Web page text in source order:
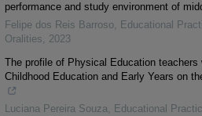
performance and study environment of
Felipe dos Reis Barroso, Educational
Oralities, 2023
The profile of Physical Education teachers
Childhood Education and Early Years on
Luciana Pereira Souza, Educational